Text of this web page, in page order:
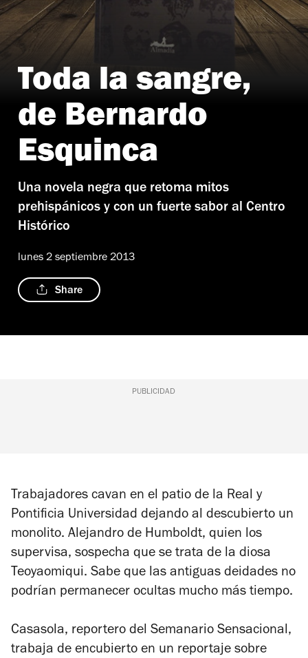
Toda la sangre,
de Bernardo
Esquinca
Una novela negra que retoma mitos
prehispánicos y con un fuerte sabor al Centro
Histórico
lunes 2 septiembre 2013
Share
PUBLICIDAD
Trabajadores cavan en el patio de la Real y
Pontificia Universidad dejando al descubierto un
monolito. Alejandro de Humboldt, quien los
supervisa, sospecha que se trata de la diosa
Teoyaomiqui. Sabe que las antiguas deidades no
podrían permanecer ocultas mucho más tiempo.
Casasola, reportero del Semanario Sensacional,
trabaja de encubierto en un reportaje sobre